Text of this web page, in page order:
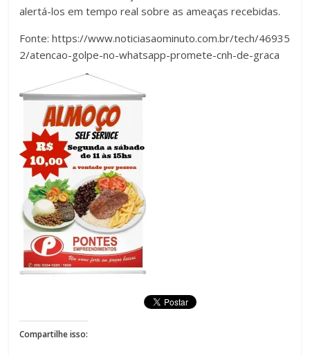
alertá-los em tempo real sobre as ameaças recebidas.
Fonte: https://www.noticiasaominuto.com.br/tech/46935
2/atencao-golpe-no-whatsapp-promete-cnh-de-graca
Compartilhe isso: